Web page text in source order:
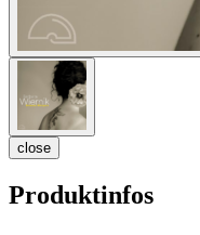
close
Produktinfos